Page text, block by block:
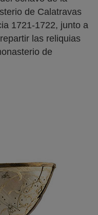
de Calatravas
1721-1722, junto a
las reliquias
de